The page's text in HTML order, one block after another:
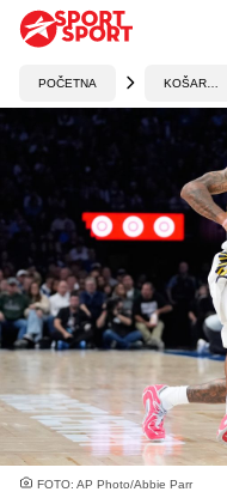
POČETNA
FOTO: AP Photo/Abbie Parr